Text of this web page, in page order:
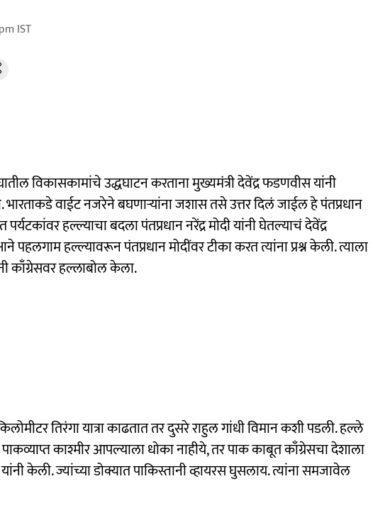
IST
विकासकामांचे उद्धघाटन करताना मुख्यमंत्री देवेंद्र फडणवीस यांनी
भारताकडे वाईट नजरेने बघणाऱ्यांना जशास तसे उत्तर दिलं जाईल हे पंतप्रधान
हल्ल्याचा बदला पंतप्रधान नरेंद्र मोदी यांनी घेतल्याचं देवेंद्र
पहलगाम हल्ल्यावरून पंतप्रधान मोदींवर टीका करत त्यांना प्रश्न केली. त्याला
काँग्रेसवर हल्लाबोल केला.
तिरंगा यात्रा काढतात तर दुसरे राहुल गांधी विमान कशी पडली. हल्ले
काश्मीर आपल्याला धोका नाहीये, तर पाक काबूत काँग्रेसचा देशाला
केली. ज्यांच्या डोक्यात पाकिस्तानी व्हायरस घुसलाय. त्यांना समजावेल